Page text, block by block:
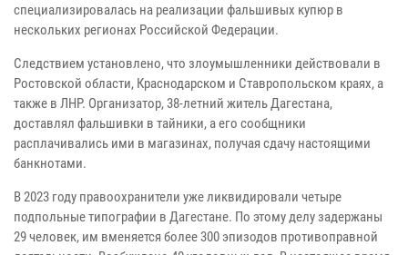
специализировалась на реализации фальшивых купюр в
нескольких регионах Российской Федерации.
Следствием установлено, что злоумышленники действовали в
Ростовской области, Краснодарском и Ставропольском краях, а
также в ЛНР. Организатор, 38-летний житель Дагестана,
доставлял фальшивки в тайники, а его сообщники
расплачивались ими в магазинах, получая сдачу настоящими
банкнотами.
В 2023 году правоохранители уже ликвидировали четыре
подпольные типографии в Дагестане. По этому делу задержаны
29 человек, им вменяется более 300 эпизодов противоправной